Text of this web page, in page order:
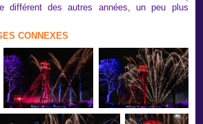
différent des autres années, un peu plus
CONNEXES